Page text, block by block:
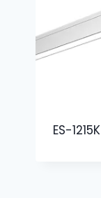
ES-1215K